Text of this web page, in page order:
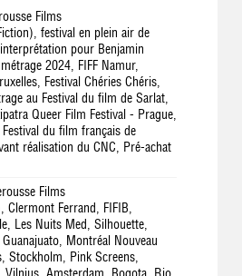
Films
festival en plein air de
pour Benjamin
2024, FIFF Namur,
Festival Chéries Chéris,
au Festival du film de Sarlat,
Queer Film Festival - Prague,
du film français de
réalisation du CNC, Pré-achat
Films
Clermont Ferrand, FIFIB,
Les Nuits Med, Silhouette,
Montréal Nouveau
Stockholm, Pink Screens,